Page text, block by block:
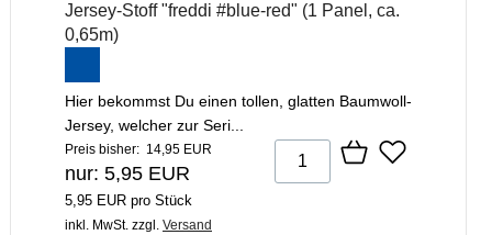
Jersey-Stoff "freddi #blue-red" (1 Panel, ca.
0,65m)
Hier bekommst Du einen tollen, glatten Baumwoll-
Jersey, welcher zur Seri...
Preis bisher: 14,95 EUR
nur: 5,95 EUR
5,95 EUR pro Stück
inkl. MwSt. zzgl. Versand